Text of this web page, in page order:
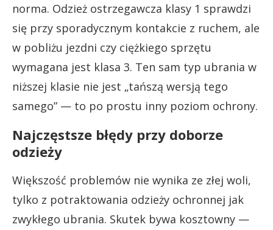
norma. Odzież ostrzegawcza klasy 1 sprawdzi
się przy sporadycznym kontakcie z ruchem, ale
w pobliżu jezdni czy ciężkiego sprzętu
wymagana jest klasa 3. Ten sam typ ubrania w
niższej klasie nie jest „tańszą wersją tego
samego” — to po prostu inny poziom ochrony.
Najczęstsze błędy przy doborze
odzieży
Większość problemów nie wynika ze złej woli,
tylko z potraktowania odzieży ochronnej jak
zwykłego ubrania. Skutek bywa kosztowny —